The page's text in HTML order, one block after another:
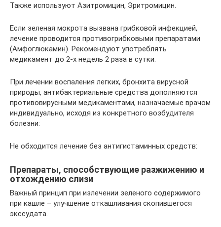
Также используют Азитромицин, Эритромицин.
Если зеленая мокрота вызвана грибковой инфекцией,
лечение проводится противогрибковыми препаратами
(Амфоглюкамин). Рекомендуют употреблять
медикамент до 2-х недель 2 раза в сутки.
При лечении воспаления легких, бронхита вирусной
природы, антибактериальные средства дополняются
противовирусными медикаментами, назначаемые врачом
индивидуально, исходя из конкретного возбудителя
болезни:
Не обходится лечение без антигистаминных средств:
Препараты, способствующие разжижению и
отхождению слизи
Важный принцип при излечении зеленого содержимого
при кашле – улучшение откашливания скопившегося
экссудата.